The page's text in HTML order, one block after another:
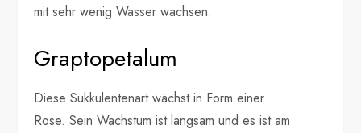
mit sehr wenig Wasser wachsen.
Graptopetalum
Diese Sukkulentenart wächst in Form einer
Rose. Sein Wachstum ist langsam und es ist am